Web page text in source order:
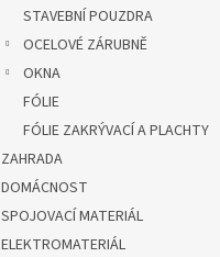
STAVEBNÍ POUZDRA
OCELOVÉ ZÁRUBNĚ
OKNA
FÓLIE
FÓLIE ZAKRÝVACÍ A PLACHTY
ZAHRADA
DOMÁCNOST
SPOJOVACÍ MATERIÁL
ELEKTROMATERIÁL